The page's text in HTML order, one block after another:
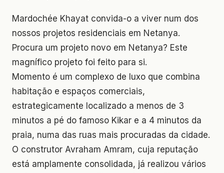
Mardochée Khayat convida-o a viver num dos
nossos projetos residenciais em Netanya.
Procura um projeto novo em Netanya? Este
magnífico projeto foi feito para si.
Momento é um complexo de luxo que combina
habitação e espaços comerciais,
estrategicamente localizado a menos de 3
minutos a pé do famoso Kikar e a 4 minutos da
praia, numa das ruas mais procuradas da cidade.
O construtor Avraham Amram, cuja reputação
está amplamente consolidada, já realizou vários